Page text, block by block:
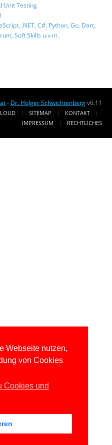
Webseite nutzen,
von Cookies
Cookies und
Unit Testing
.NET, C#, Python, Go, Dart,
Soft Skills u.v.m.
- Dr. Holger Schwichtenbergv6.11
SITEMAP
KONTAKT
IMPRESSUM
RECHTLICHES